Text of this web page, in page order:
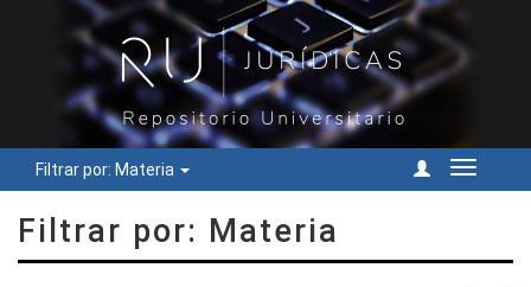
Filtrar por: Materia
Cambiar
Filtrar por: Materia